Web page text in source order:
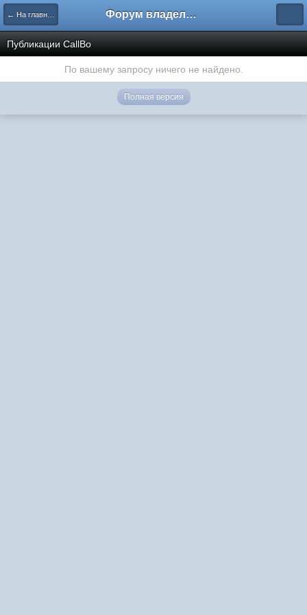
← На главную Форум владельцев интернет-магазинов
Публикации CallBo
По вашему запросу ничего не найдено.
Полная версия